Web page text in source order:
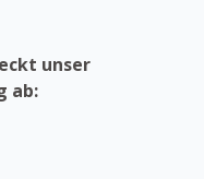
unser
ab: